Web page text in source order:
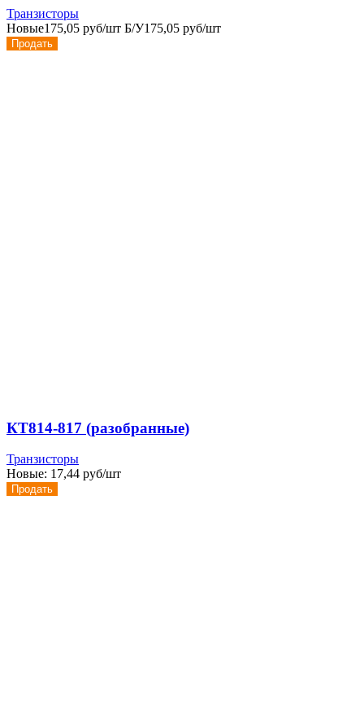
Транзисторы
Новые175,05 руб/шт Б/У175,05 руб/шт
Продать
КТ814-817 (разобранные)
Транзисторы
Новые: 17,44 руб/шт
Продать